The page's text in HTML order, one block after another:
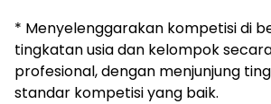
* Menyelenggarakan kompetisi di
tingkatan usia dan kelompok
profesional, dengan menjunjung
standar kompetisi yang baik.